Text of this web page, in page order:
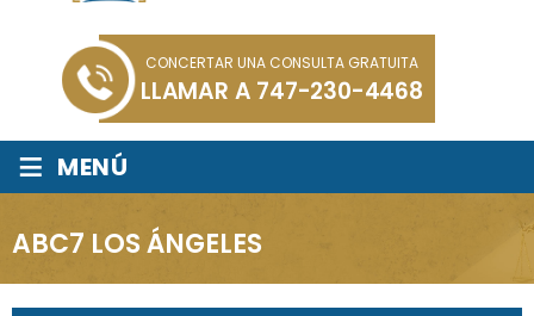
CONCERTAR UNA CONSULTA GRATUITA
LLAMAR A 747-230-4468
≡ MENÚ
ABC7 LOS ÁNGELES